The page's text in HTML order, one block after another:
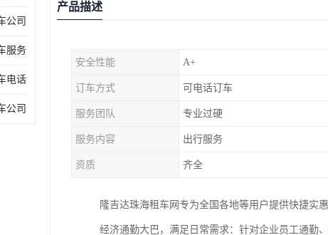
公司
服务
电话
公司
产品描述
安全性能 A+
订车方式 可电话订车
服务团队 专业过硬
服务内容 出行服务
资质 齐全
隆吉达珠海租车网专为全国各地等用户提供快捷实
经济通勤大巴，满足日常需求：针对企业员工通勤